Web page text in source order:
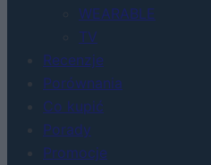
WEARABLE
TV
Recenzje
Porównania
Co kupić
Porady
Promocje